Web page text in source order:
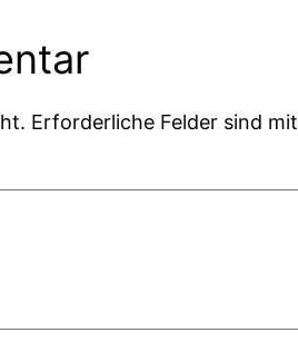
Erforderliche Felder sind mit